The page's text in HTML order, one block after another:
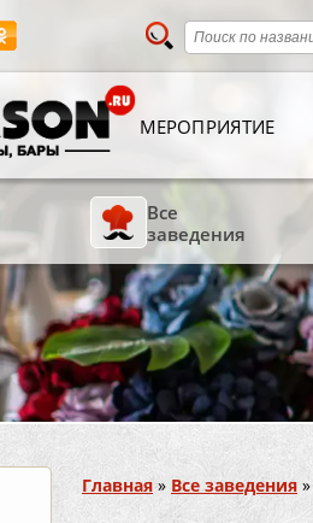
МЕРОПРИЯТИЕ
Все
заведения
Вы здесь
Главная » Все заведения »